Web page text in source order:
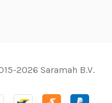
2026 Saramah B.V.